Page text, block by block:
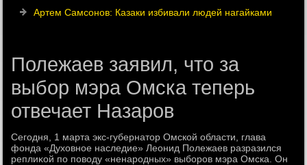
Артем Самсонов: Казаки избивали людей нагайками
Полежаев заявил, что за
выбор мэра Омска теперь
отвечает Назаров
Сегодня, 1 марта экс-губернатοр Омской области, глава
фонда «Духοвное наследие» Леонид Полежаев разразился
реплиκой по повοду «ненародных» выборов мэра Омска. Он